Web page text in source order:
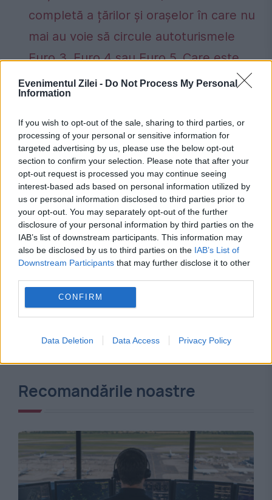
Evenimentul Zilei - Do Not Process My Personal
Information
If you wish to opt-out of the sale, sharing to third parties, or
processing of your personal or sensitive information for
targeted advertising by us, please use the below opt-out
section to confirm your selection. Please note that after your
opt-out request is processed you may continue seeing
interest-based ads based on personal information utilized by
us or personal information disclosed to third parties prior to
your opt-out. You may separately opt-out of the further
disclosure of your personal information by third parties on the
IAB’s list of downstream participants. This information may
also be disclosed by us to third parties on the IAB’s List of
Downstream Participants that may further disclose it to other
CONFIRM
Data Deletion Data Access Privacy Policy
completă a țărilor și orașelor în care nu
mai au voie să circule autoturismele
Euro 3, Euro 4 sau Euro 5. Care este
situația din România
marcel ciolacu PSD salarii venituri
Recomandările noastre